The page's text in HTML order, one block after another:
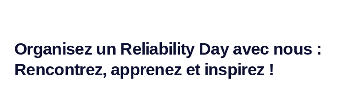
Organisez un Reliability Day avec nous :
Rencontrez, apprenez et inspirez !